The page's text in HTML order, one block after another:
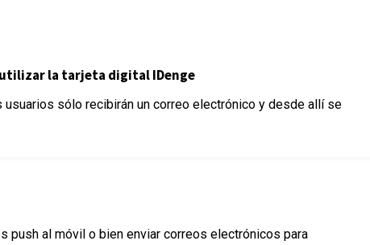
la tarjeta digital IDenge
sólo recibirán un correo electrónico y desde allí se
push al móvil o bien enviar correos electrónicos para